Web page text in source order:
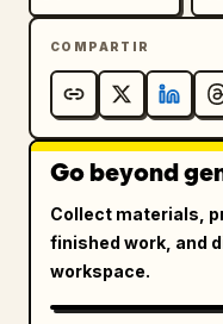
COMPARTIR
Go beyond
Collect materials,
finished work, and
workspace.